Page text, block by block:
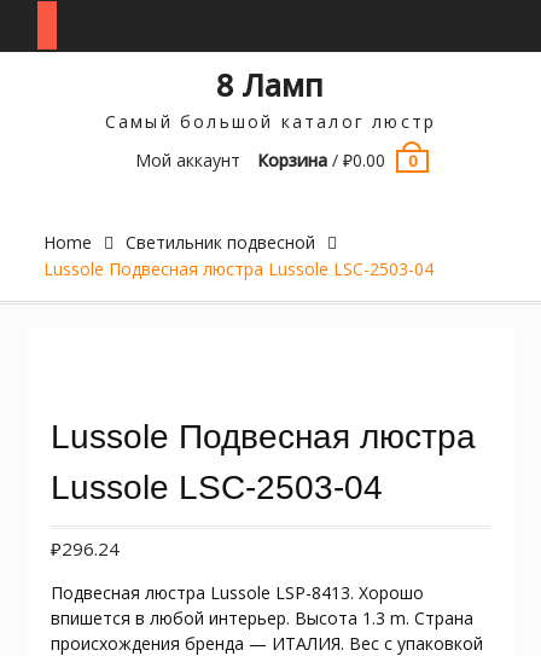
содержимому
8 Ламп
Самый большой каталог люстр
Мой аккаунт
Корзина/ ₽0.00 0
Home
Светильник подвесной
Lussole Подвесная люстра Lussole LSC-2503-04
Lussole Подвесная люстра
Lussole LSC-2503-04
₽296.24
Подвесная люстра Lussole LSP-8413. Хорошо
впишется в любой интерьер. Высота 1.3 m. Страна
происхождения бренда — ИТАЛИЯ. Вес с упаковкой